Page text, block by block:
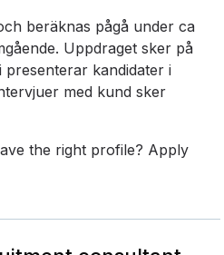
beräknas pågå under ca
Uppdraget sker på
presenterar kandidater i
med kund sker
the right profile? Apply